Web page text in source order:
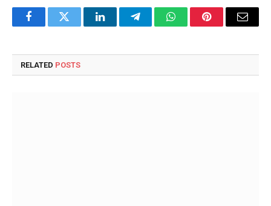
FacebookTwitter LinkedInTelegramWhatsAppPinterestEmail
RELATED POSTS